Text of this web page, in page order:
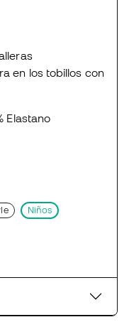
en los tobillos con
Elastano
Niños